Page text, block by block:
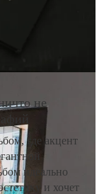
не
где акцент
идеально
и хочет